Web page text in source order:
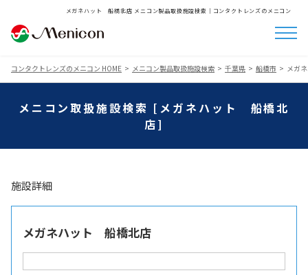
メガネハット 船橋北店 メニコン製品取扱施設検索│コンタクトレンズのメニコン
コンタクトレンズのメニコン HOME メニコン製品取扱施設検索 千葉県 船橋市 メガ
メニコン取扱施設検索 [メガネハット 船橋北
店]
施設詳細
メガネハット 船橋北店